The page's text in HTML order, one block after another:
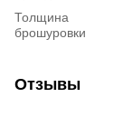
Толщина
брошуровки
Отзывы